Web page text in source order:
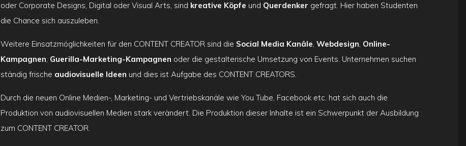
oder Corporate Designs, Digital oder Visual Arts, sind kreative Köpfe und Querdenker gefragt. Hier haben Studenten
die Chance sich auszuleben.
Weitere Einsatzmöglichkeiten für den CONTENT CREATOR sind die Social Media Kanäle, Webdesign, Online-
Kampagnen, Guerilla-Marketing-Kampagnen oder die gestalterische Umsetzung von Events. Unternehmen suchen
ständig frische audiovisuelle Ideen und dies ist Aufgabe des CONTENT CREATORS.
Durch die neuen Online Medien-, Marketing- und Vertriebskanäle wie You Tube, Facebook etc. hat sich auch die
Produktion von audiovisuellen Medien stark verändert. Die Produktion dieser Inhalte ist ein Schwerpunkt der Ausbildung
zum CONTENT CREATOR.